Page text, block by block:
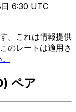
6:30 UTC
。これは情報提供
のレートは適用さ
ペア